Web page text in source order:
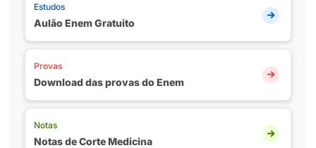
Estudos
Aulão Enem Gratuito
Provas
Download das provas do Enem
Notas
Notas de Corte Medicina